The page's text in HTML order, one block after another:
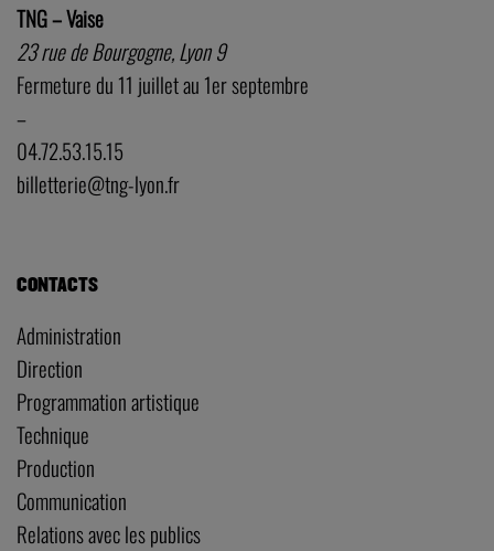
TNG – Vaise
23 rue de Bourgogne, Lyon 9
Fermeture du 11 juillet au 1er septembre
–
04.72.53.15.15
billetterie@tng-lyon.fr
CONTACTS
Administration
Direction
Programmation artistique
Technique
Production
Communication
Relations avec les publics